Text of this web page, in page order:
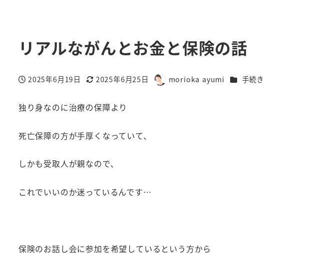
リアルながんとお金と保険の話
投稿日
2025年6月19日
更新日
2025年6月25日
著
morioka ayumi カテゴリー
手続き
独り身なのに治療の保障より
死亡保障の方が手厚くなっていて、
しかも受取人が親なので、
これでいいのか迷っているんです…
保険のお話し会に参加を希望しているという方から